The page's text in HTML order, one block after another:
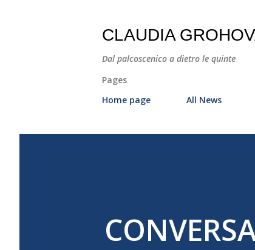
CLAUDIA
Dal palcoscenico a dietro le quinte
Pages
Home page
All News